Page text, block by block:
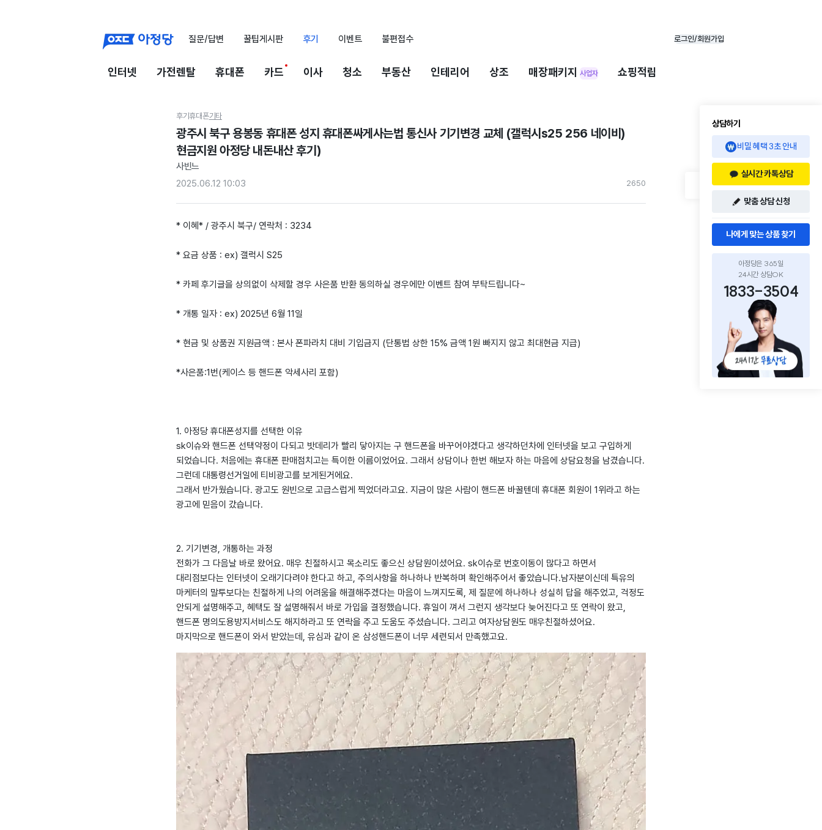
질문/답변 꿀팁게시판 후기 이벤트 불편접수 로그인/회원가입
인터넷 가전렌탈 휴대폰 카드 이사 청소 부동산 인테리어 상조 매장패키지 사업자 쇼핑적립
후기휴대폰기타
광주시 북구 용봉동 휴대폰 성지 휴대폰싸게사는법 통신사 기기변경 교체 (갤럭시s25 256 네이비)
현금지원 아정당 내돈내산 후기)
사빈느
2025.06.12 10:03
2650
* 이혜* / 광주시 북구/ 연락처 : 3234
* 요금 상품 : ex) 갤럭시 S25
* 카페 후기글을 상의없이 삭제할 경우 사은품 반환 동의하실 경우에만 이벤트 참여 부탁드립니다~
* 개통 일자 : ex) 2025년 6월 11일
* 현금 및 상품권 지원금액 : 본사 폰파라치 대비 기입금지 (단통법 상한 15% 금액 1원 빠지지 않고 최대현금 지급)
*사은품:1번(케이스 등 핸드폰 악세사리 포함)
1. 아정당 휴대폰성지를 선택한 이유
sk이슈와 핸드폰 선택약정이 다되고 밧데리가 빨리 닿아지는 구 핸드폰을 바꾸어야겠다고 생각하던차에 인터넷을 보고 구입하게
되었습니다. 처음에는 휴대폰 판매점치고는 특이한 이름이었어요. 그래서 상담이나 한번 해보자 하는 마음에 상담요청을 남겼습니다.
그런데 대통령선거일에 티비광고를 보게된거에요.
그래서 반가웠습니다. 광고도 원빈으로 고급스럽게 찍었더라고요. 지금이 많은 사람이 핸드폰 바꿀텐데 휴대폰 회원이 1위라고 하는
광고에 믿음이 갔습니다.
2. 기기변경, 개통하는 과정
전화가 그 다음날 바로 왔어요. 매우 친절하시고 목소리도 좋으신 상담원이셨어요. sk이슈로 번호이동이 많다고 하면서
대리점보다는 인터넷이 오래기다려야 한다고 하고, 주의사항을 하나하나 반복하며 확인해주어서 좋았습니다.남자분이신데 특유의
마케터의 말투보다는 친절하게 나의 어려움을 해결해주겠다는 마음이 느껴지도록, 제 질문에 하나하나 성실히 답을 해주었고, 걱정도
안되게 설명해주고, 혜택도 잘 설명해줘서 바로 가입을 결정했습니다. 휴일이 껴서 그런지 생각보다 늦어진다고 또 연락이 왔고,
핸드폰 명의도용방지서비스도 해지하라고 또 연락을 주고 도움도 주셨습니다. 그리고 여자상담원도 매우친절하셨어요.
마지막으로 핸드폰이 와서 받았는데, 유심과 같이 온 삼성핸드폰이 너무 세련되서 만족했고요.
상담하기
비밀 혜택 3초 안내
실시간 카톡상담
맞춤 상담 신청
나에게 맞는 상품 찾기
아정당은 365일
24시간 상담OK
1833-3504